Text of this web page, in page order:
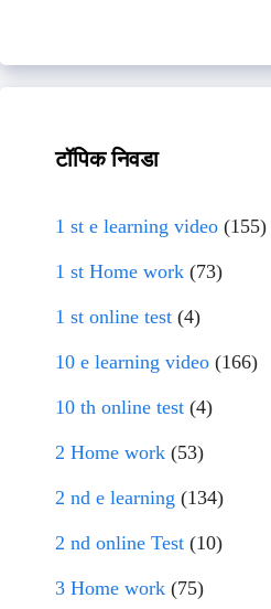
टॉपिक निवडा
1 st e learning video (155)
1 st Home work (73)
1 st online test (4)
10 e learning video (166)
10 th online test (4)
2 Home work (53)
2 nd e learning (134)
2 nd online Test (10)
3 Home work (75)